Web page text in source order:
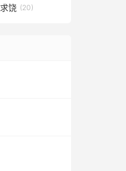
求饶 (20)